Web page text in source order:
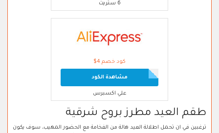
6 ستريت
كود خصم 4$
مشاهدة الكود
علي اكسبرس
طقم العيد مطرز بروح شرقية
ترغبين في ان تحمل اطلالة العيد هالة من الفخامة مع الحضور المهيب، سوف يكون